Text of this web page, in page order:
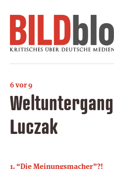
6 vor 9
Luczak
1. “Die Meinungsmacher”?!